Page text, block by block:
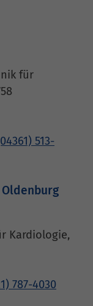
für
513-
Oldenburg
Kardiologie,
787-4030